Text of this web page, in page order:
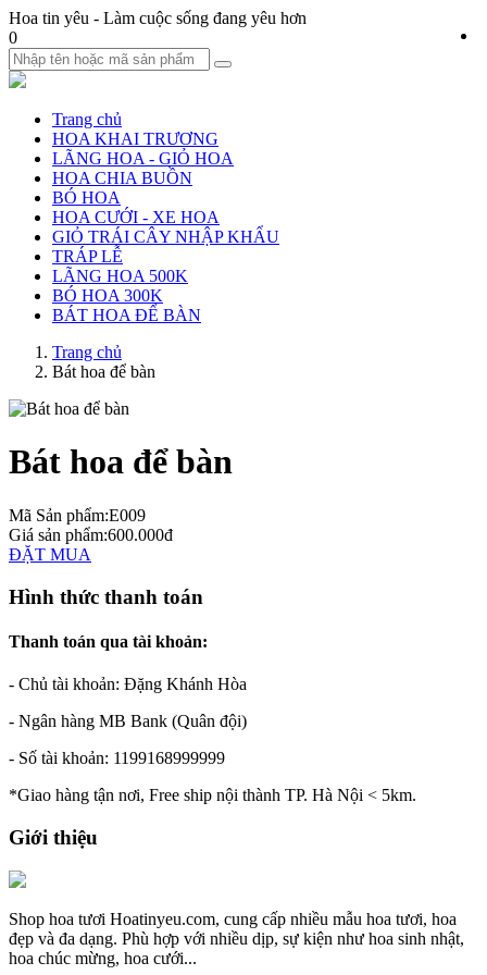
Hoa tin yêu - Làm cuộc sống đang yêu hơn
0
Trang chủ
HOA KHAI TRƯƠNG
LÃNG HOA - GIỎ HOA
HOA CHIA BUỒN
BÓ HOA
HOA CƯỚI - XE HOA
GIỎ TRÁI CÂY NHẬP KHẨU
TRÁP LỄ
LÃNG HOA 500K
BÓ HOA 300K
BÁT HOA ĐỂ BÀN
Trang chủ
Bát hoa để bàn
Bát hoa để bàn
Mã Sản phẩm:E009
Giá sản phẩm:600.000đ
ĐẶT MUA
Hình thức thanh toán
Thanh toán qua tài khoản:
- Chủ tài khoản: Đặng Khánh Hòa
- Ngân hàng MB Bank (Quân đội)
- Số tài khoản: 1199168999999
*Giao hàng tận nơi, Free ship nội thành TP. Hà Nội < 5km.
Giới thiệu
Shop hoa tươi Hoatinyeu.com, cung cấp nhiều mẫu hoa tươi, hoa
đẹp và đa dạng. Phù hợp với nhiều dịp, sự kiện như hoa sinh nhật,
hoa chúc mừng, hoa cưới...